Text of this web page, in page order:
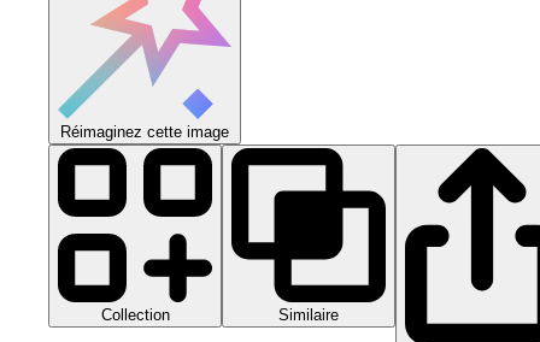
Réimaginez cette image
Collection Similaire